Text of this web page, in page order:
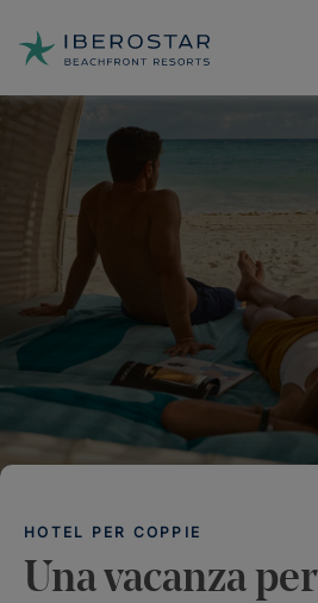
HOTEL PER COPPIE
Una vacanza